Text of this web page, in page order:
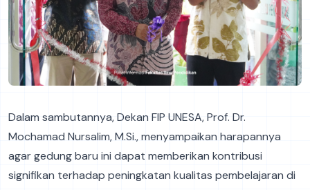
Dalam sambutannya, Dekan FIP UNESA, Prof. Dr.
Mochamad Nursalim, M.Si., menyampaikan harapannya
agar gedung baru ini dapat memberikan kontribusi
signifikan terhadap peningkatan kualitas pembelajaran di